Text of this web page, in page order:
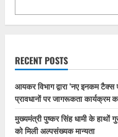
RECENT POSTS
आयकर विभाग द्वारा ‘नए इनकम
प्रावधानों पर जागरूकता
मुख्यमंत्री पुष्कर सिंह धामी के
को मिली अल्पसंख्यक मान्यता